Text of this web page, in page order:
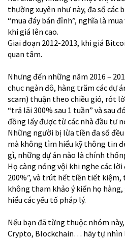
thường xuyên như này, đa số các
“mua đáy bán đỉnh”, nghĩa là
khi giá lên cao.
Giai đoạn 2012-2013, khi giá
quan tâm.
Nhưng đến những năm 2016 –
chục ngàn đô, hàng trăm các dự
scam) thuận theo chiều gió, rót
“trả lãi 300% sau 1 tuần” và sau
đồng lấy được từ các nhà đầu tư
Những người bị lừa tiền đa số
mà không tìm hiểu kỹ thông tin
gì, những dự án nào là chính
Họ càng nóng vội khi nghe các lời
200%”, và trút hết tiền tiết kiệm,
không tham khảo ý kiến họ
hiểu các yếu tố pháp lý.
Nếu bạn đã từng thuộc nhóm
Crypto, Blockchain… hãy tự nhìn